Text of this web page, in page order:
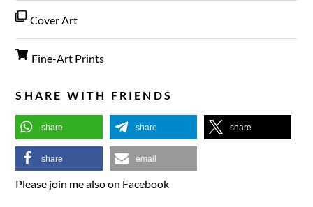
Cover Art
Fine-Art Prints
SHARE WITH FRIENDS
share share share
share email
Please join me also on Facebook